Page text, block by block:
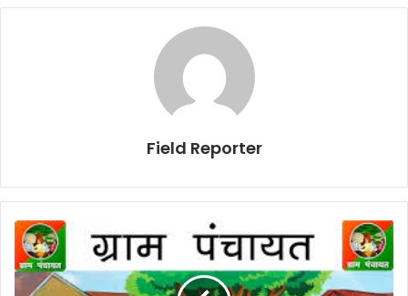
Field Reporter
सूबे
की
सभी
662